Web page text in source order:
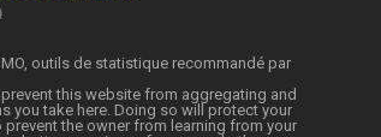
outils de statistique recommandé par
this website from aggregating and
you take here. Doing so will protect your
prevent the owner from learning from your